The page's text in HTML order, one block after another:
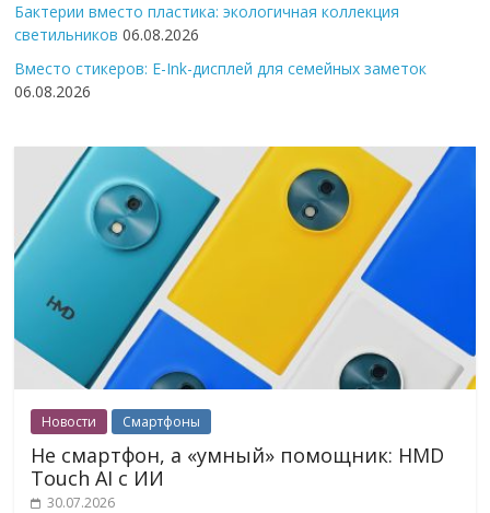
Бактерии вместо пластика: экологичная коллекция
светильников 06.08.2026
Вместо стикеров: E-Ink-дисплей для семейных заметок
06.08.2026
Новости Смартфоны
Не смартфон, а «умный» помощник: HMD
Touch AI с ИИ
30.07.2026